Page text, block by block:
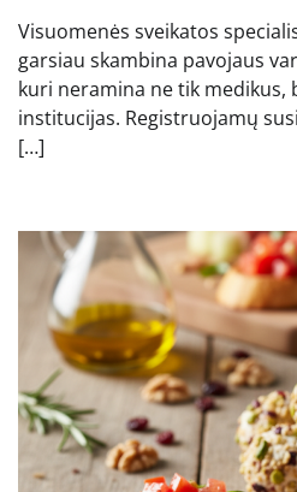
Visuomenės sveikatos
garsiau skambina pavojaus
kuri neramina ne tik medikus,
institucijas. Registruojamų
[…]